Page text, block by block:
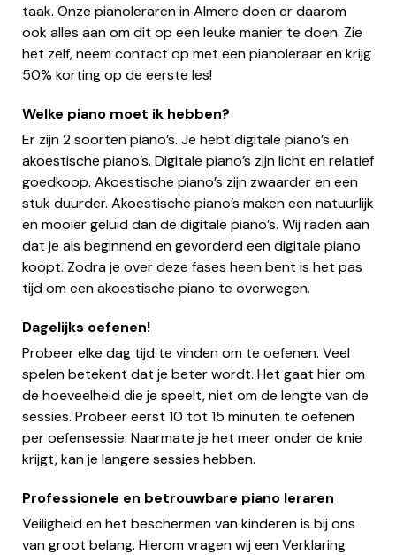
taak. Onze pianoleraren in Almere doen er daarom
ook alles aan om dit op een leuke manier te doen. Zie
het zelf, neem contact op met een pianoleraar en krijg
50% korting op de eerste les!
Welke piano moet ik hebben?
Er zijn 2 soorten piano’s. Je hebt digitale piano’s en
akoestische piano’s. Digitale piano’s zijn licht en relatief
goedkoop. Akoestische piano’s zijn zwaarder en een
stuk duurder. Akoestische piano’s maken een natuurlijk
en mooier geluid dan de digitale piano’s. Wij raden aan
dat je als beginnend en gevorderd een digitale piano
koopt. Zodra je over deze fases heen bent is het pas
tijd om een akoestische piano te overwegen.
Dagelijks oefenen!
Probeer elke dag tijd te vinden om te oefenen. Veel
spelen betekent dat je beter wordt. Het gaat hier om
de hoeveelheid die je speelt, niet om de lengte van de
sessies. Probeer eerst 10 tot 15 minuten te oefenen
per oefensessie. Naarmate je het meer onder de knie
krijgt, kan je langere sessies hebben.
Professionele en betrouwbare piano leraren
Veiligheid en het beschermen van kinderen is bij ons
van groot belang. Hierom vragen wij een Verklaring